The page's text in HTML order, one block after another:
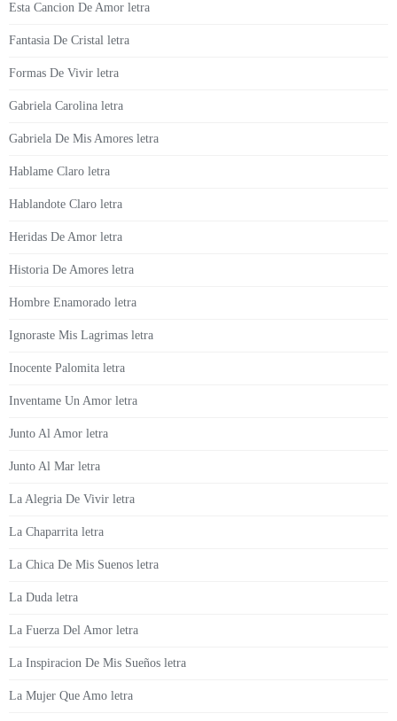
Esta Cancion De Amor letra
Fantasia De Cristal letra
Formas De Vivir letra
Gabriela Carolina letra
Gabriela De Mis Amores letra
Hablame Claro letra
Hablandote Claro letra
Heridas De Amor letra
Historia De Amores letra
Hombre Enamorado letra
Ignoraste Mis Lagrimas letra
Inocente Palomita letra
Inventame Un Amor letra
Junto Al Amor letra
Junto Al Mar letra
La Alegria De Vivir letra
La Chaparrita letra
La Chica De Mis Suenos letra
La Duda letra
La Fuerza Del Amor letra
La Inspiracion De Mis Sueños letra
La Mujer Que Amo letra